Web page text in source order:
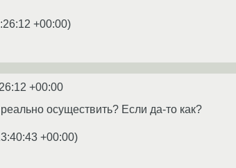
+00:00)
+00:00
осуществить? Если да-то как?
+00:00)